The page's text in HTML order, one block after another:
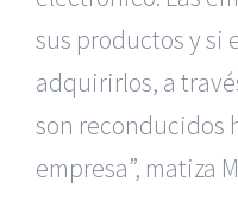
sus productos y si
adquirirlos, a
son reconducidos
empresa”, matiza